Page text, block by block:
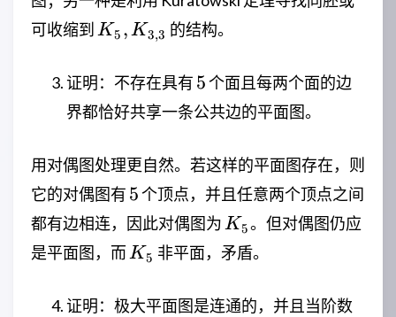
可收缩到 K_5,K_{3,3}
K5 ,K3,3 的结构。
证明：不存在具有 5
5个面且每两个面的边
界都恰好共享一条公共边的平面图。
用对偶图处理更自然。若这样的平面图存在，则
它的对偶图有 5
5个顶点，并且任意两个顶点之间
都有边相连，因此对偶图为 K_5
K5。但对偶图仍应
是平面图，而 K_5
K5 非平面，矛盾。
证明：极大平面图是连通的，并且当阶数